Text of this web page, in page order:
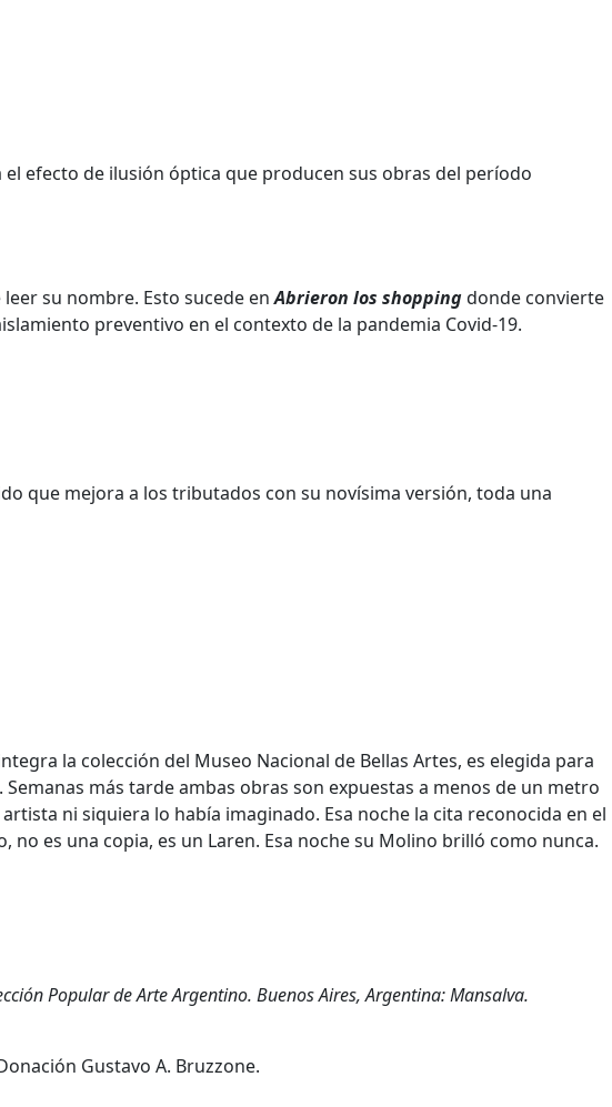
efecto de ilusión óptica que producen sus obras del período
su nombre. Esto sucede enAbrieron los shoppingdonde convierte
preventivo en el contexto de la pandemia Covid-19.
que mejora a los tributados con su novísima versión, toda una
la colección del Museo Nacional de Bellas Artes, es elegida para
más tarde ambas obras son expuestas a menos de un metro
ni siquiera lo había imaginado. Esa noche la cita reconocida en el
es una copia, es un Laren. Esa noche su Molino brilló como nunca.
Popular de Arte Argentino. Buenos Aires, Argentina: Mansalva.
Gustavo A. Bruzzone.